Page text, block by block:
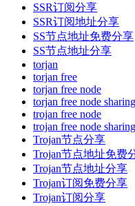
SSR订阅分享
SSR订阅地址分享
SS节点地址免费分享
SS节点地址分享
torjan
torjan free
torjan free node
torjan free node sharing
trojan free node
trojan free node sharing
Trojan节点分享
Trojan节点地址免费
Trojan节点地址分享
Trojan订阅免费分享
Trojan订阅分享